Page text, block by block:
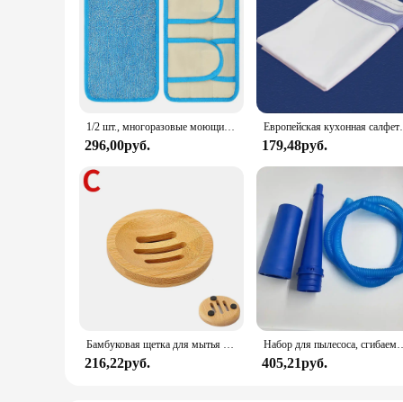
1/2 шт., многоразовые моющиеся насадки для швабры из микрофибры
296,00руб.
Европейская кухонная салфетка,
179,48руб.
Бамбуковая щетка для мытья посуды, кухонная деревянная щетка для мытья посуды, чугунная кастрюля
216,22руб.
Набор для пылесоса, сгибаемый
405,21руб.